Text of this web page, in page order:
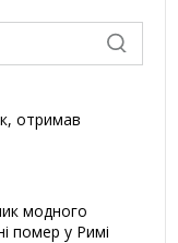
отримав
модного
помер у Римі